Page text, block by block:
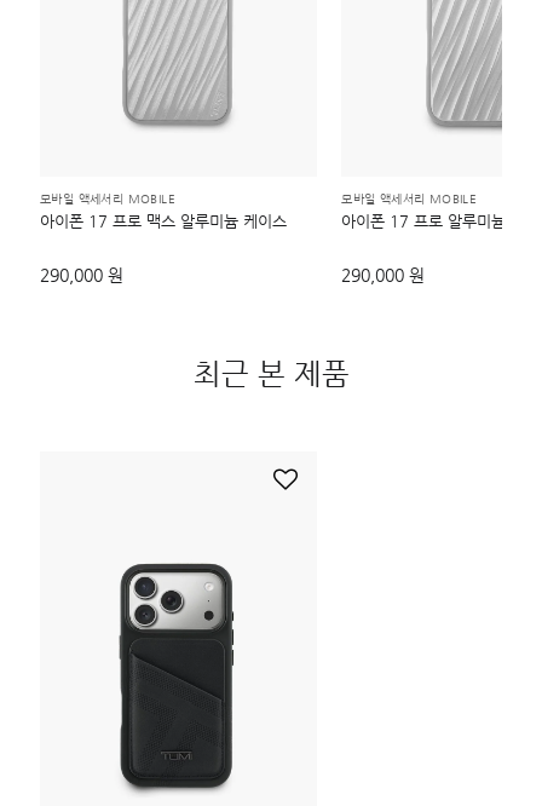
모바일 액세서리 MOBILE
아이폰 17 프로 맥스 알루미늄 케이스
290,000 원
모바일 액세서리 MOBILE
아이폰 17 프로 알루미늄 케
290,000 원
최근 본 제품